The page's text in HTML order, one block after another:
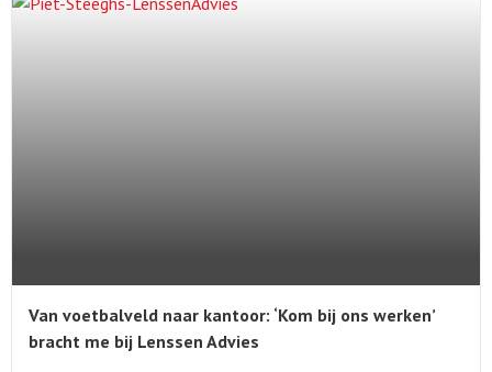
Van voetbalveld naar kantoor: ‘Kom bij ons werken’
bracht me bij Lenssen Advies